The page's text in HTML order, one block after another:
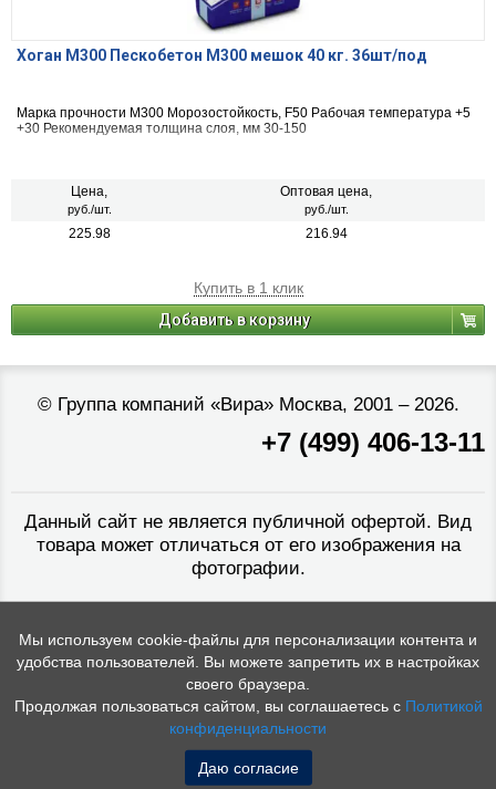
Хоган М300 Пескобетон М300 мешок 40 кг. 36шт/под
Марка прочности М300 Морозостойкость, F50 Рабочая температура +5
+30 Рекомендуемая толщина слоя, мм 30-150
Цена,
руб./шт.
Оптовая цена,
руб./шт.
225.98 216.94
Купить в 1 клик
Добавить в корзину
© Группа компаний «Вира»Москва, 2001 – 2026.
+7 (499) 406-13-11
Данный сайт не является публичной офертой. Вид
товара может отличаться от его изображения на
фотографии.
Мы используем cookie-файлы для персонализации контента и
удобства пользователей. Вы можете запретить их в настройках
своего браузера.
Продолжая пользоваться сайтом, вы соглашаетесь с Политикой
конфиденциальности
Даю согласие